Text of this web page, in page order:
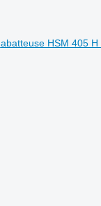
abatteuse HSM 405 H